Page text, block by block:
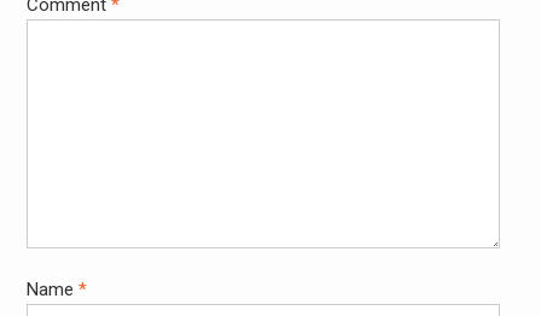
Comment *
Name *